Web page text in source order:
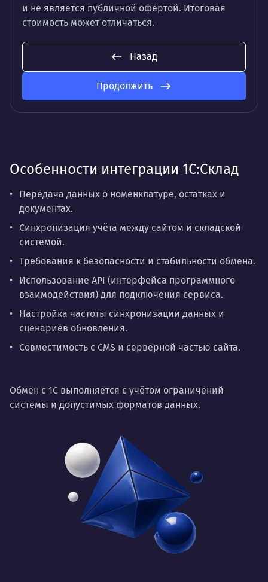
и не является публичной офертой. Итоговая
стоимость может отличаться.
Назад
Продолжить
Особенности интеграции 1С:Склад
Передача данных о номенклатуре, остатках и
документах.
Синхронизация учёта между сайтом и складской
системой.
Требования к безопасности и стабильности обмена.
Использование API (интерфейса программного
взаимодействия) для подключения сервиса.
Настройка частоты синхронизации данных и
сценариев обновления.
Совместимость с CMS и серверной частью сайта.
Обмен с 1С выполняется с учётом ограничений
системы и допустимых форматов данных.